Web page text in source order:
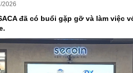
2026
đã có buổi gặp gỡ và làm việc